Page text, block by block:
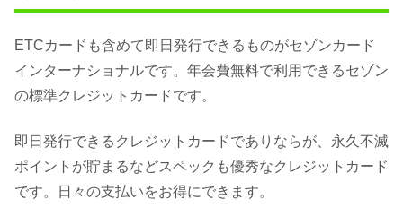
ETCカードも含めて即日発行できるものがセゾンカード
インターナショナルです。年会費無料で利用できるセゾン
の標準クレジットカードです。
即日発行できるクレジットカードでありならが、永久不滅
ポイントが貯まるなどスペックも優秀なクレジットカード
です。日々の支払いをお得にできます。